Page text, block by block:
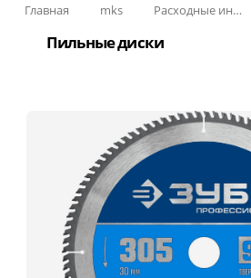
Главная mks Расходные инструменты
Пильные диски